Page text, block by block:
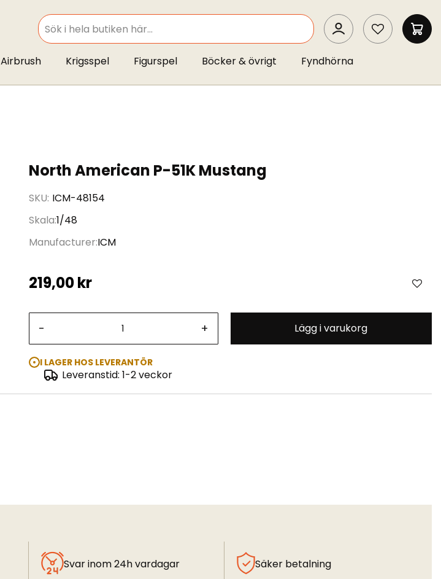
SEARCH
SEARCH
MIN
Airbrush Krigsspel Figurspel Böcker & övrigt Fyndhörna
North American P-51K Mustang
SKU ICM-48154
Skala1/48
Manufacturer ICM
219,00 kr
- + Lägg i varukorg
I LAGER HOS LEVERANTÖR
Leveranstid: 1-2 veckor
Svar inom 24h vardagar Säker betalning